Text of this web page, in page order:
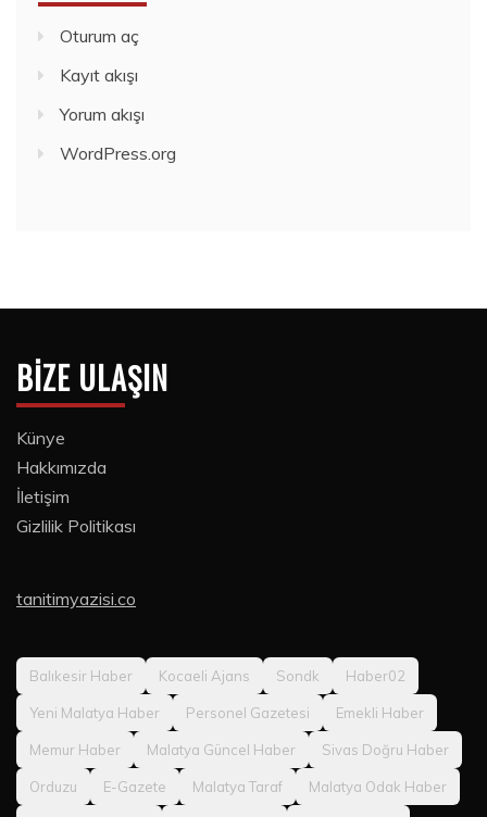
Oturum aç
Kayıt akışı
Yorum akışı
WordPress.org
BIZE ULAŞIN
Künye
Hakkımızda
İletişim
Gizlilik Politikası
tanitimyazisi.co
Balıkesir Haber Kocaeli Ajans Sondk Haber02
Yeni Malatya Haber Personel Gazetesi Emekli Haber
Memur Haber Malatya Güncel Haber Sivas Doğru Haber
Orduzu E-Gazete Malatya Taraf Malatya Odak Haber